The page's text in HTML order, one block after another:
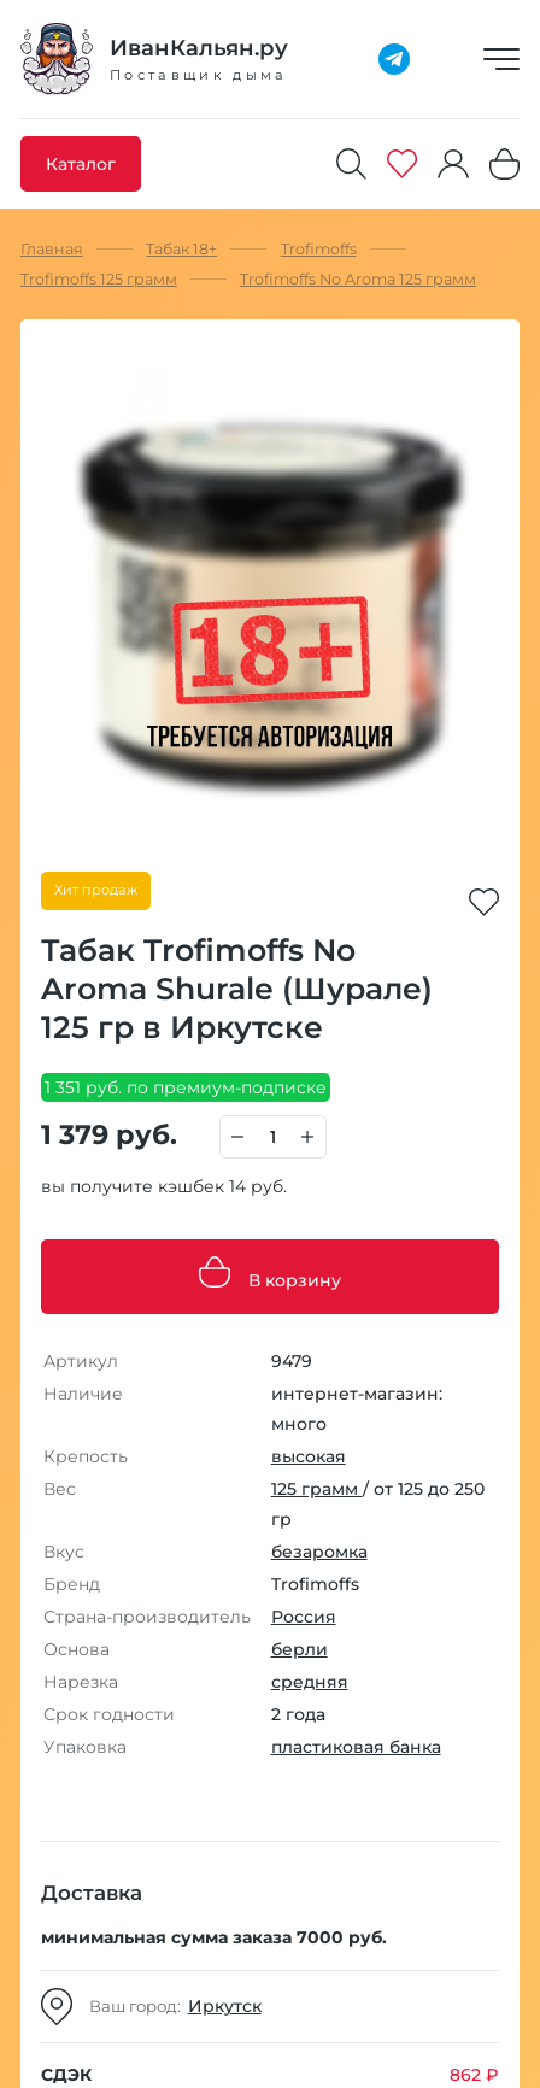
ИванКальян.ру
Поставщик дыма
Каталог
Добавлено максимальное кол-во товара
Главная Табак 18+
Trofimoffs
Trofimoffs 125 грамм
Trofimoffs No Aroma 125 грамм
Хит продаж
Табак Trofimoffs No
Aroma Shurale (Шурале)
125 гр в Иркутске
1 351 руб. по премиум-подписке
1 379 руб.
вы получите кэшбек 14 руб.
В корзину
Артикул
9479
Наличие
интернет-магазин:
много
Крепость
высокая
Вес
125 грамм / от 125 до 250
гр
Вкус
безаромка
Бренд
Trofimoffs
Страна-производитель
Россия
Основа
берли
Нарезка
средняя
Срок годности
2 года
Упаковка
пластиковая банка
Доставка
минимальная сумма заказа 7000 руб.
Ваш город: Иркутск
СДЭК
862 ₽